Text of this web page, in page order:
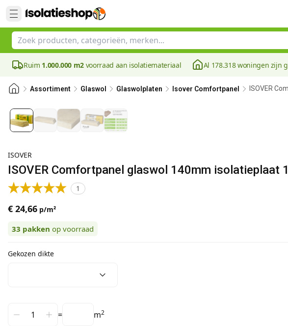
Ruim 1.000.000 m2 voorraad aan isolatiemateriaal Al 178.318 woningen zijn
Assortiment Glaswol Glaswolplaten Isover Comfortpanel ISOVER
ISOVER
ISOVER Comfortpanel glaswol 140mm isolatieplaat
1
€ 24,66 p/m²
33 pakken op voorraad
Gekozen dikte
= m2